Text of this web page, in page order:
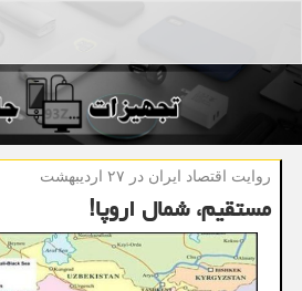
روایت اقتصاد ایران در ۲۷ اردیبهشت
مستقیم، شمال اروپا!